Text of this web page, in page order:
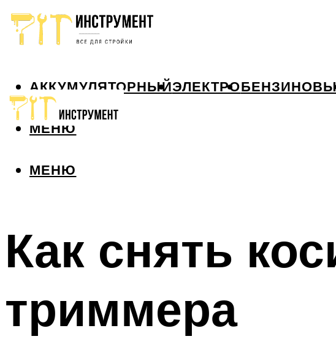
АККУМУЛЯТОРНЫЙЭЛЕКТРО
МЕНЮ
МЕНЮ
Как снять
триммера